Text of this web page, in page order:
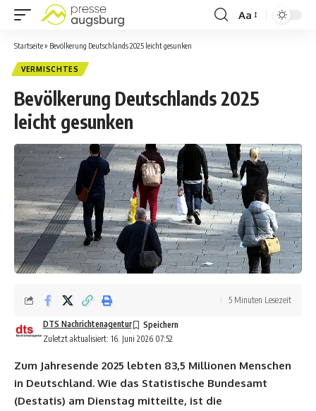
Aa
Startseite» Bevölkerung Deutschlands 2025 leicht gesunken
VERMISCHTES
Bevölkerung Deutschlands 2025
leicht gesunken
Zuletzt aktualisiert: 16. Juni 2026 07:52
DTS Nachrichtenagentur
5 Minuten Lesezeit
Zum Jahresende 2025 lebten 83,5 Millionen Menschen
in Deutschland. Wie das Statistische Bundesamt
(Destatis) am Dienstag mitteilte, ist die